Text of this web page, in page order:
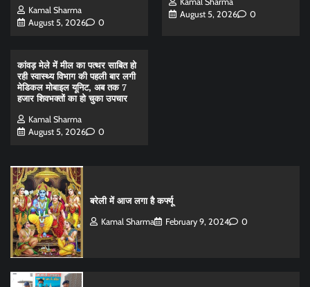
Kamal Sharma
August 5, 2026
0
August 5, 2026
0
कांवड़ मेले में मील का पत्थर साबित हो
रही स्वास्थ्य विभाग की पहली बार लगी
मेडिकल मोबाइल यूनिट, अब तक 7
हजार शिवभक्तों का हो चुका उपचार
Kamal Sharma
August 5, 2026
0
बरेली में आज लगा है कर्फ्यू
Kamal Sharma February 9, 2024 0